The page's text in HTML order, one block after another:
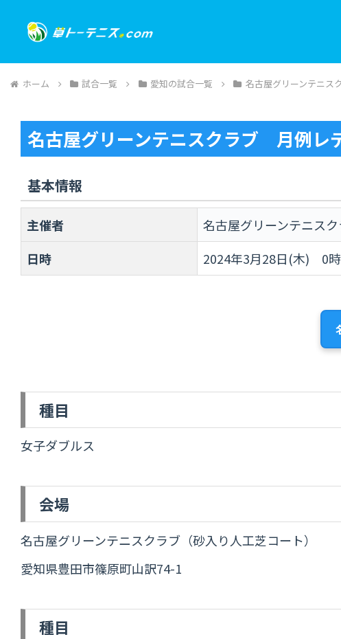
ホーム 試合一覧 愛知の試合一覧 名古屋グリーンテニス
名古屋グリーンテニスクラブ 月例レ
基本情報
主催者
名古屋グリーンテニス
日時
2024年3月28日(木) 0
種目
女子ダブルス
会場
名古屋グリーンテニスクラブ（砂入り人工芝コート）
愛知県豊田市篠原町山訳74-1
種目